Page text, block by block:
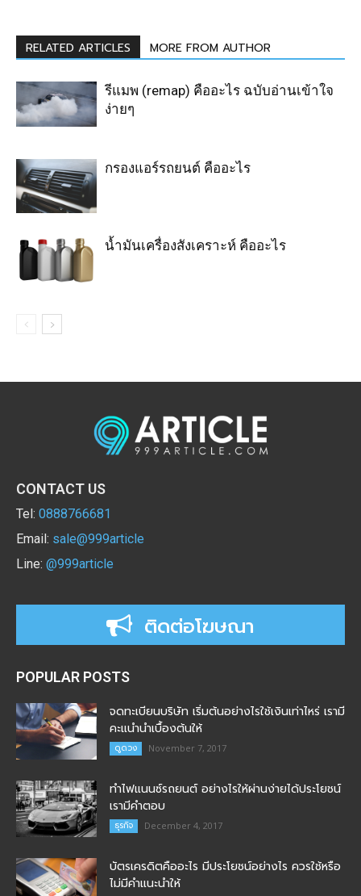
RELATED ARTICLES MORE FROM AUTHOR
รีแมพ (remap) คืออะไร ฉบับอ่านเข้าใจ
ง่ายๆ
กรองแอร์รถยนต์ คืออะไร
น้ำมันเครื่องสังเคราะห์ คืออะไร
CONTACT US
Tel: 0888766681
Email: sale@999article
Line: @999article
ติดต่อโฆษณา
POPULAR POSTS
จดทะเบียนบริษัท เริ่มต้นอย่างไรใช้เงินเท่าไหร่ เรามี
คะแนำนำเบื้องต้นให้
ดูดวง November 7, 2017
ทำไฟแนนซ์รถยนต์ อย่างไรให้ผ่านง่ายได้ประโยชน์
เรามีคำตอบ
ธุรกิจ December 4, 2017
บัตรเครดิตคืออะไร มีประโยชน์อย่างไร ควรใช้หรือ
ไม่มีคำแนะนำให้